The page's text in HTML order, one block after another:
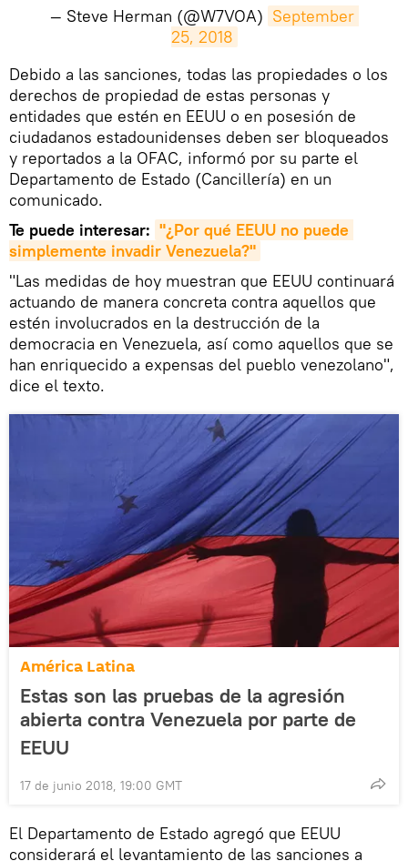
— Steve Herman (@W7VOA) September
25, 2018
Debido a las sanciones, todas las propiedades o los
derechos de propiedad de estas personas y
entidades que estén en EEUU o en posesión de
ciudadanos estadounidenses deben ser bloqueados
y reportados a la OFAC, informó por su parte el
Departamento de Estado (Cancillería) en un
comunicado.
Te puede interesar: "¿Por qué EEUU no puede
simplemente invadir Venezuela?"
"Las medidas de hoy muestran que EEUU continuará
actuando de manera concreta contra aquellos que
estén involucrados en la destrucción de la
democracia en Venezuela, así como aquellos que se
han enriquecido a expensas del pueblo venezolano",
dice el texto.
América Latina
Estas son las pruebas de la agresión
abierta contra Venezuela por parte de
EEUU
17 de junio 2018, 19:00 GMT
El Departamento de Estado agregó que EEUU
considerará el levantamiento de las sanciones a